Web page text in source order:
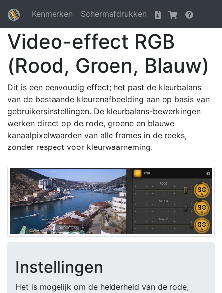
Kenmerken Schermafdrukken
Video-effect RGB
(Rood, Groen, Blauw)
Dit is een eenvoudig effect; het past de kleurbalans
van de bestaande kleurenafbeelding aan op basis van
gebruikersinstellingen. De kleurbalans-bewerkingen
werken direct op de rode, groene en blauwe
kanaalpixelwaarden van alle frames in de reeks,
zonder respect voor kleurwaarneming.
Instellingen
Het is mogelijk om de helderheid van de rode,